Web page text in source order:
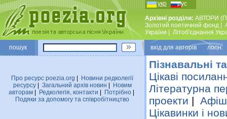
укр рус
Архівні розділи: АВТОРИ
Золотий поетичний фонд
України
Лiтоб'єднання
пошук вхiд для авторiв логін:
Про ресурс poezia.org
Новини редколегiї
ресурсу| Загальний архiв новин
Новим
авторам
Редколегiя, контакти Потрiбно
Подяки за допомогу та співробітництво
Пізнавальні
Цікаві
Літературна
проекти |
Цікавинки і